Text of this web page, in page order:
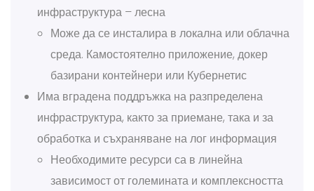
инфраструктура – лесна
Може да се инсталира в локална или облачна
среда. Камостоятелно приложение, докер
базирани контейнери или Кубернетис
Има вградена поддръжка на разпределена
инфраструктура, както за приемане, така и за
обработка и съхраняване на лог информация
Необходимите ресурси са в линейна
зависимост от големината и комплексността